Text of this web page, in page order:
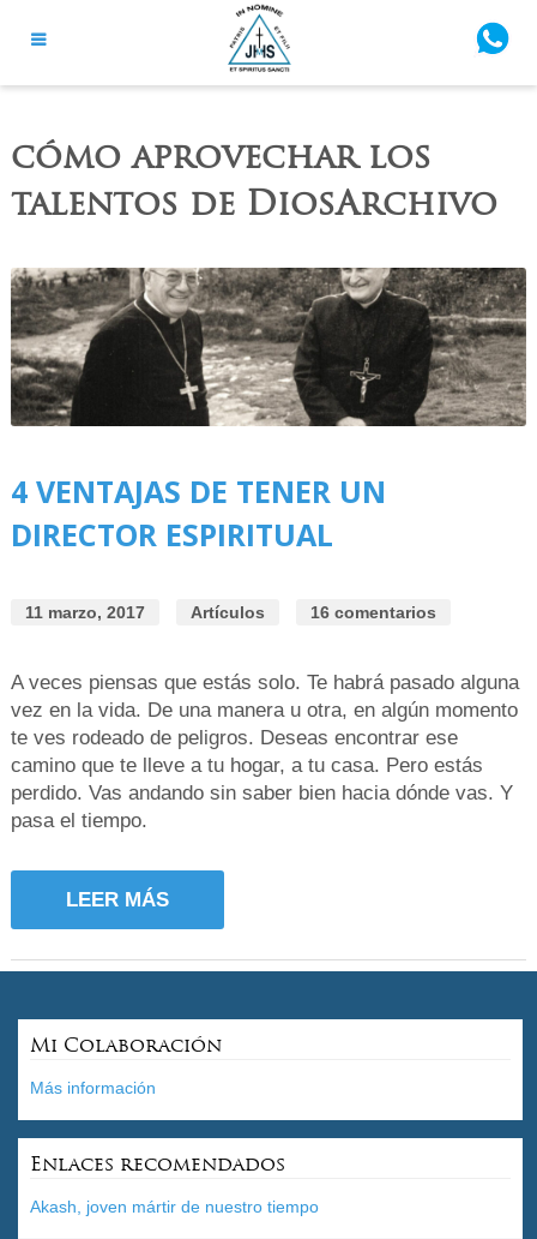
cómo aprovechar los
talentos de DiosArchivo
4 VENTAJAS DE TENER UN
DIRECTOR ESPIRITUAL
11 marzo, 2017 Artículos 16 comentarios
A veces piensas que estás solo. Te habrá pasado alguna
vez en la vida. De una manera u otra, en algún momento
te ves rodeado de peligros. Deseas encontrar ese
camino que te lleve a tu hogar, a tu casa. Pero estás
perdido. Vas andando sin saber bien hacia dónde vas. Y
pasa el tiempo.
LEER MÁS
Mi Colaboración
Más información
Enlaces recomendados
Akash, joven mártir de nuestro tiempo